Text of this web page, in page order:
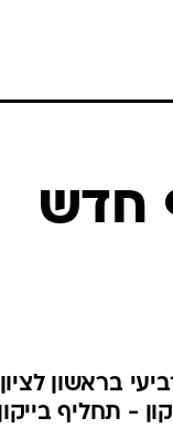
חדש
בראשון
- תחליף